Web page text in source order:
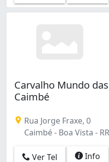
Carvalho Mundo
Caimbé
Rua Jorge Fraxe, 0
Caimbé - Boa Vista - RR
Ver Tel Info